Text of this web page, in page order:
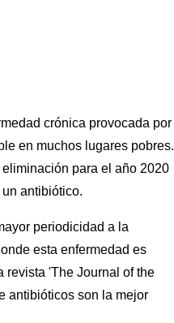
crónica provocada por
en muchos lugares pobres.
para el año 2020
antibiótico.
periodicidad a la
esta enfermedad es
revista 'The Journal of the
antibióticos son la mejor